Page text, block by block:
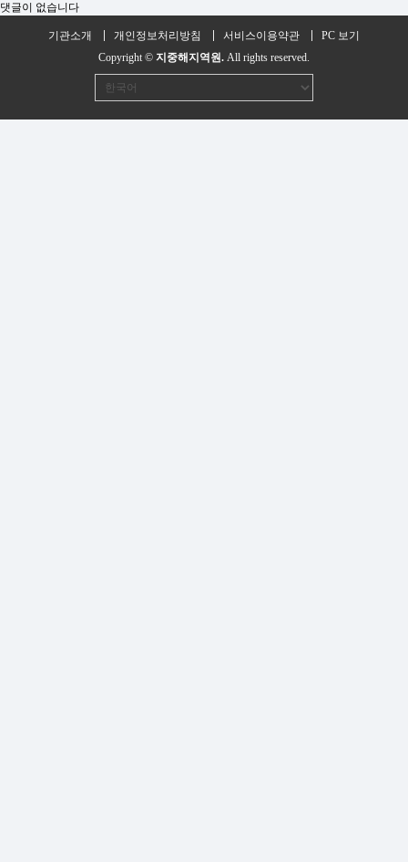
댓글이 없습니다
기관소개 개인정보처리방침 서비스이용약관
PC 보기
Copyright © 지중해지역원. All rights reserved.